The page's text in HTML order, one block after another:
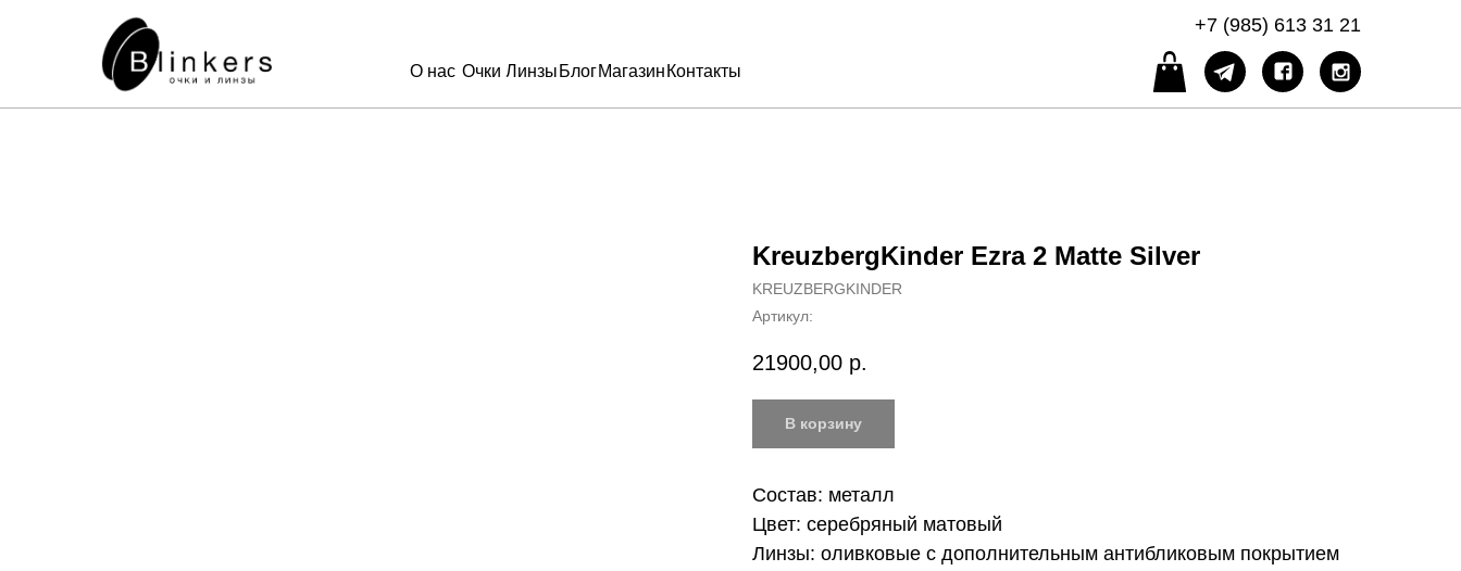
О нас Очки Линзы Блог Магазин Контакты
+7 (985) 613 31 21
KreuzbergKinder Ezra 2 Matte Silver
KREUZBERGKINDER
Артикул:
21900,00 р.
В корзину
Состав: металл
Цвет: серебряный матовый
Линзы: оливковые с дополнительным антибликовым покрытием